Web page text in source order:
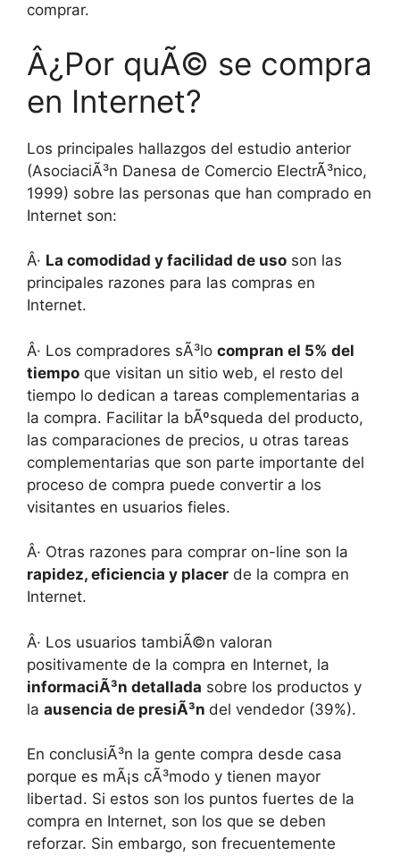
comprar.
Â¿Por quÃ© se compra
en Internet?
Los principales hallazgos del estudio anterior
(AsociaciÃ³n Danesa de Comercio ElectrÃ³nico,
1999) sobre las personas que han comprado en
Internet son:
Â· La comodidad y facilidad de uso son las
principales razones para las compras en
Internet.
Â· Los compradores sÃ³lo compran el 5% del
tiempo que visitan un sitio web, el resto del
tiempo lo dedican a tareas complementarias a
la compra. Facilitar la bÃºsqueda del producto,
las comparaciones de precios, u otras tareas
complementarias que son parte importante del
proceso de compra puede convertir a los
visitantes en usuarios fieles.
Â· Otras razones para comprar on-line son la
rapidez, eficiencia y placer de la compra en
Internet.
Â· Los usuarios tambiÃ©n valoran
positivamente de la compra en Internet, la
informaciÃ³n detallada sobre los productos y
la ausencia de presiÃ³n del vendedor (39%).
En conclusiÃ³n la gente compra desde casa
porque es mÃ¡s cÃ³modo y tienen mayor
libertad. Si estos son los puntos fuertes de la
compra en Internet, son los que se deben
reforzar. Sin embargo, son frecuentemente